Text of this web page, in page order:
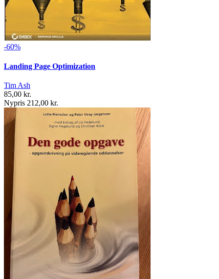
-60%
Landing Page Optimization
Tim Ash
85,00 kr.
Nypris 212,00 kr.